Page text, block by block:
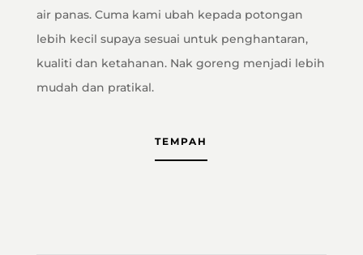
air panas. Cuma kami ubah kepada potongan
lebih kecil supaya sesuai untuk penghantaran,
kualiti dan ketahanan. Nak goreng menjadi lebih
mudah dan pratikal.
TEMPAH